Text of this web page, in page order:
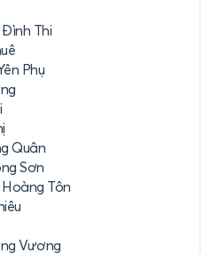
Thi
Phụ
Quân
Sơn
Tôn
Vương